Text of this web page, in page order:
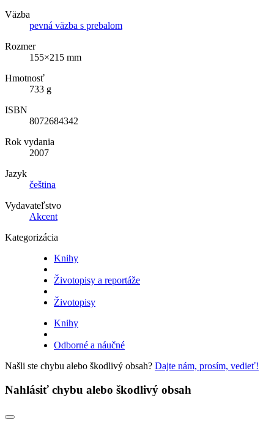
Väzba
pevná väzba s prebalom
Rozmer
155×215 mm
Hmotnosť
733 g
ISBN
8072684342
Rok vydania
2007
Jazyk
čeština
Vydavateľstvo
Akcent
Kategorizácia
Knihy
Životopisy a reportáže
Životopisy
Knihy
Odborné a náučné
Našli ste chybu alebo škodlivý obsah? Dajte nám, prosím, vedieť!
Nahlásiť chybu alebo škodlivý obsah